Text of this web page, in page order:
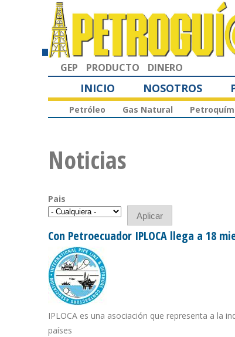
GEP PRODUCTO DINERO
INICIO NOSOTROS
Petróleo Gas Natural
Noticias
Pais
Con Petroecuador IPLOCA llega a 18
IPLOCA es una asociación que representa a la
países